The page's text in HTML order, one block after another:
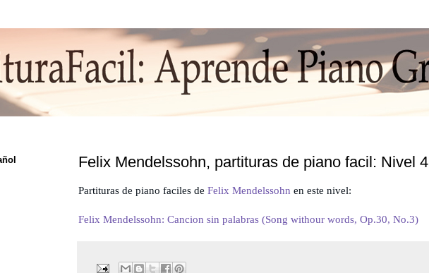
Felix Mendelssohn, partituras de piano facil: Nivel 4
Partituras de piano faciles de Felix Mendelssohn en este nivel:
Felix Mendelssohn: Cancion sin palabras (Song withour words, Op.30, No.3)